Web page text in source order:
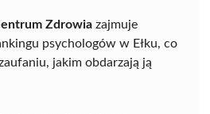
Zdrowia zajmuje
psychologów w Ełku, co
jakim obdarzają ją